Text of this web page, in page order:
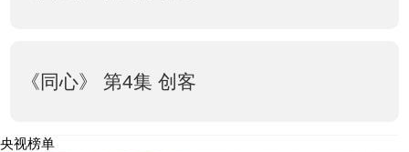
《同心》 第4集 创客
央视榜单